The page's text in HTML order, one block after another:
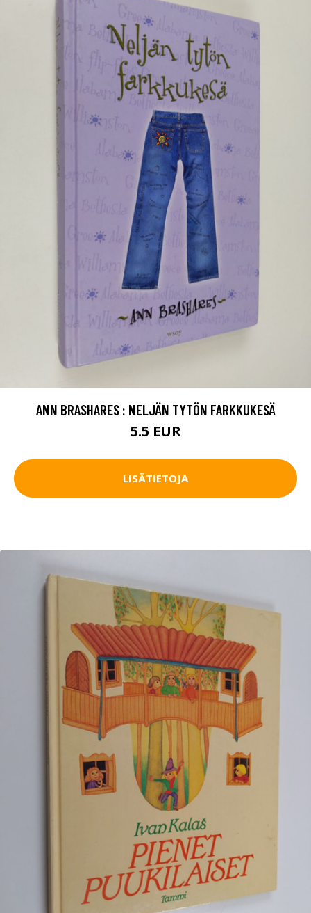
ANN BRASHARES : NELJÄN TYTÖN FARKKUKESÄ
5.5 EUR
LISÄTIETOJA